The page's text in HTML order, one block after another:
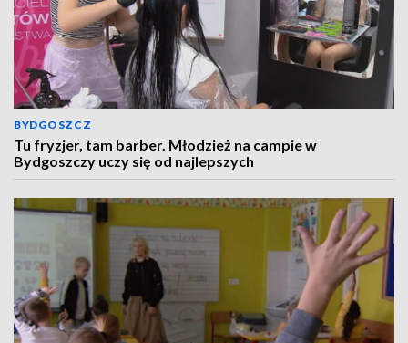
BYDGOSZCZ
Tu fryzjer, tam barber. Młodzież na campie w
Bydgoszczy uczy się od najlepszych